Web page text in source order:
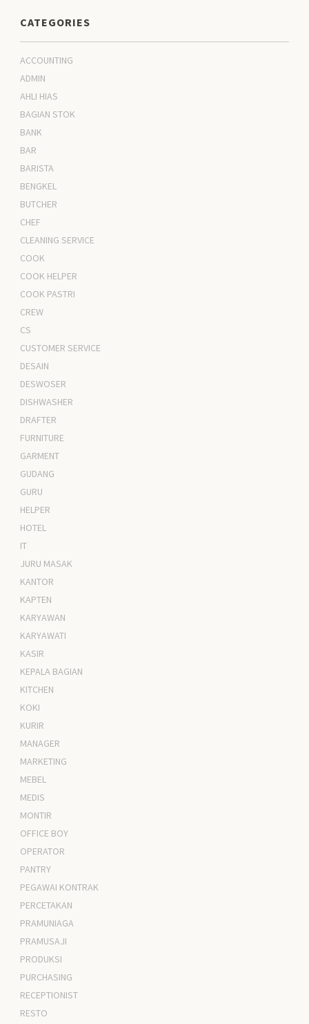
CATEGORIES
ACCOUNTING
ADMIN
AHLI HIAS
BAGIAN STOK
BANK
BAR
BARISTA
BENGKEL
BUTCHER
CHEF
CLEANING SERVICE
COOK
COOK HELPER
COOK PASTRI
CREW
CS
CUSTOMER SERVICE
DESAIN
DESWOSER
DISHWASHER
DRAFTER
FURNITURE
GARMENT
GUDANG
GURU
HELPER
HOTEL
IT
JURU MASAK
KANTOR
KAPTEN
KARYAWAN
KARYAWATI
KASIR
KEPALA BAGIAN
KITCHEN
KOKI
KURIR
MANAGER
MARKETING
MEBEL
MEDIS
MONTIR
OFFICE BOY
OPERATOR
PANTRY
PEGAWAI KONTRAK
PERCETAKAN
PRAMUNIAGA
PRAMUSAJI
PRODUKSI
PURCHASING
RECEPTIONIST
RESTO